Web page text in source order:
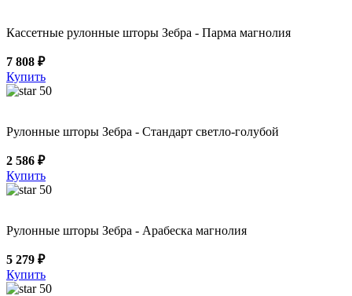
Кассетные рулонные шторы Зебра - Парма магнолия
7 808 ₽
Купить
50
Рулонные шторы Зебра - Стандарт светло-голубой
2 586 ₽
Купить
50
Рулонные шторы Зебра - Арабеска магнолия
5 279 ₽
Купить
50